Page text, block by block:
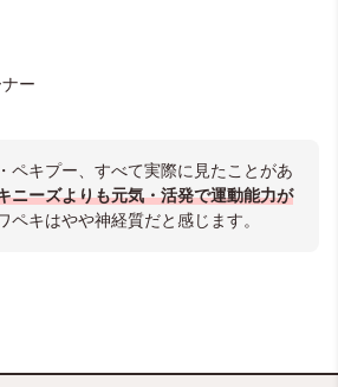
ー
ペキプー、すべて実際に見たことがあ
ニーズよりも元気・活発で運動能力が
ペキはやや神経質だと感じます。